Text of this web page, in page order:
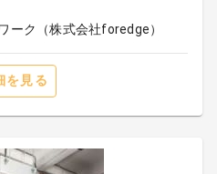
ーク（株式会社foredge）
を見る